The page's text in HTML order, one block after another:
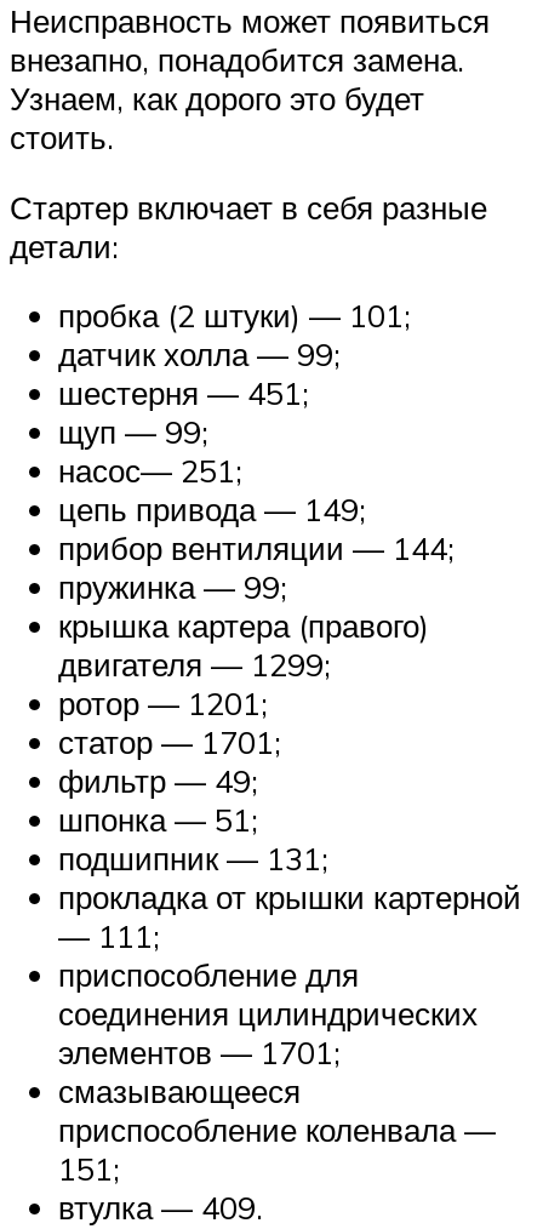
Неисправность может появиться
внезапно, понадобится замена.
Узнаем, как дорого это будет
стоить.
Стартер включает в себя разные
детали:
пробка (2 штуки) — 101;
датчик холла — 99;
шестерня — 451;
щуп — 99;
насос— 251;
цепь привода — 149;
прибор вентиляции — 144;
пружинка — 99;
крышка картера (правого)
двигателя — 1299;
ротор — 1201;
статор — 1701;
фильтр — 49;
шпонка — 51;
подшипник — 131;
прокладка от крышки картерной
— 111;
приспособление для
соединения цилиндрических
элементов — 1701;
смазывающееся
приспособление коленвала —
151;
втулка — 409.